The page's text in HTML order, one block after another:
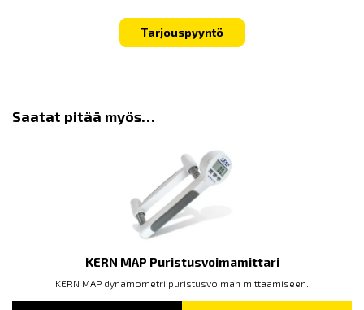
Tarjouspyyntö
Saatat pitää myös…
KERN MAP Puristusvoimamittari
KERN MAP dynamometri puristusvoiman mittaamiseen.